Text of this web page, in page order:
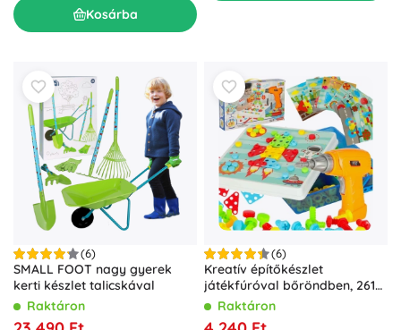
Kosárba
(6)
SMALL FOOT nagy gyerek
kerti készlet talicskával
Raktáron
(6)
Kreatív építőkészlet
játékfúróval bőröndben, 261
darab
Raktáron